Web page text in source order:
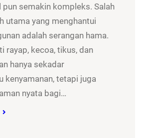
pun semakin kompleks. Salah
utama yang menghantui
adalah serangan hama.
rayap, kecoa, tikus, dan
hanya sekadar
kenyamanan, tetapi juga
nyata bagi…